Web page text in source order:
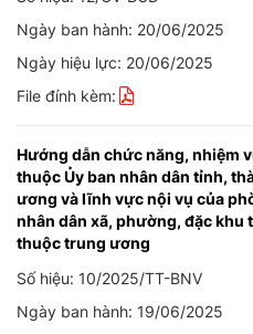
Ngày ban hành: 20/06/2025
Ngày hiệu lực: 20/06/2025
File đính kèm:
Hướng dẫn chức năng, nhiệm
thuộc Ủy ban nhân dân tỉnh,
ương và lĩnh vực nội vụ của
nhân dân xã, phường, đặc
thuộc trung ương
Số hiệu: 10/2025/TT-BNV
Ngày ban hành: 19/06/2025